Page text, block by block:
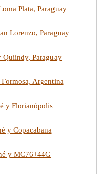
Plata, Paraguay
Lorenzo, Paraguay
Quiindy, Paraguay
Argentina
y Florianópolis
y Copacabana
y MC76+44G